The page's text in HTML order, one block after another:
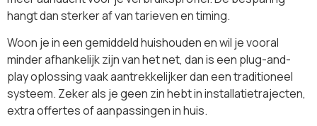
hangt dan sterker af van tarieven en timing.
Woon je in een gemiddeld huishouden en wil je vooral
minder afhankelijk zijn van het net, dan is een plug-and-
play oplossing vaak aantrekkelijker dan een traditioneel
systeem. Zeker als je geen zin hebt in installatietrajecten,
extra offertes of aanpassingen in huis.